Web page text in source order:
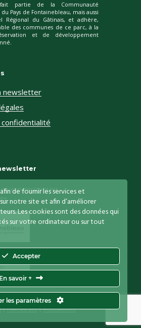
partie de la Communauté
Pays de Fontainebleau, mais aussi
Régional du Gâtinais, et adhère,
des communes de ce parc, à la
et de développement
newsletter
vous inscrivant sur
Tous droits réservés.
|Plan du site|Accessibilité
de fournir les services et
notre site et afin d’améliorer
Les cookies sont des données qui
sur votre ordinateur ou sur tout
Accepter
En savoir +
les paramètres